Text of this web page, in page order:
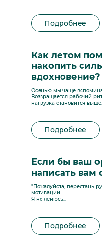
Подробнее
Как летом
накопить
вдохновение?
Осенью мы чаще
Возвращается рабочий
нагрузка становится выше.
Подробнее
Если бы ваш
написать
"Пожалуйста, перестань
мотивации.
Я не ленюсь...
Подробнее